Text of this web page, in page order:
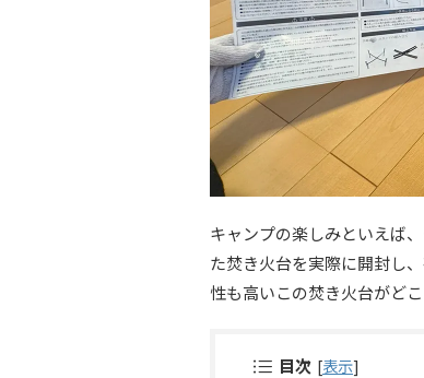
キャンプの楽しみといえば
た焚き火台を実際に開封し
性も高いこの焚き火台がど
目次 [表示]